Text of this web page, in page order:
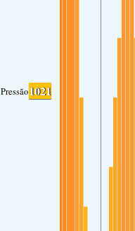
Pressão1021